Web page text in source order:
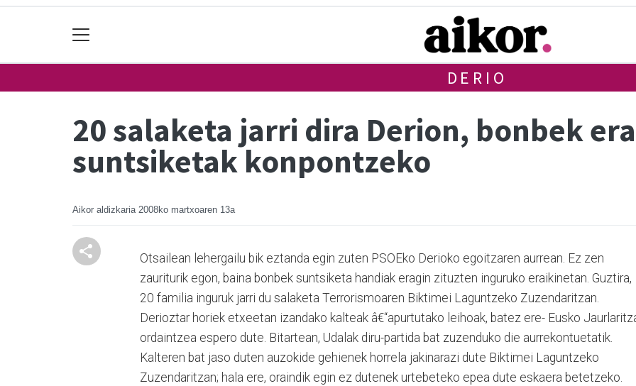
DERIO
20 salaketa jarri dira Derion, bonbek
suntsiketak konpontzeko
Aikor aldizkaria 2008ko martxoaren 13a
Otsailean lehergailu bik eztanda egin zuten PSOEko Derioko egoitzaren aurrean. Ez zen
zauriturik egon, baina bonbek suntsiketa handiak eragin zituzten inguruko eraikinetan. Guztira,
20 familia inguruk jarri du salaketa Terrorismoaren Biktimei Laguntzeko Zuzendaritzan.
Derioztar horiek etxeetan izandako kalteak â€“apurtutako leihoak, batez ere- Eusko
ordaintzea espero dute. Bitartean, Udalak diru-partida bat zuzenduko die aurrekontuetatik.
Kalteren bat jaso duten auzokide gehienek horrela jakinarazi dute Biktimei Laguntzeko
Zuzendaritzan; hala ere, oraindik egin ez dutenek urtebeteko epea dute eskaera betetzeko.